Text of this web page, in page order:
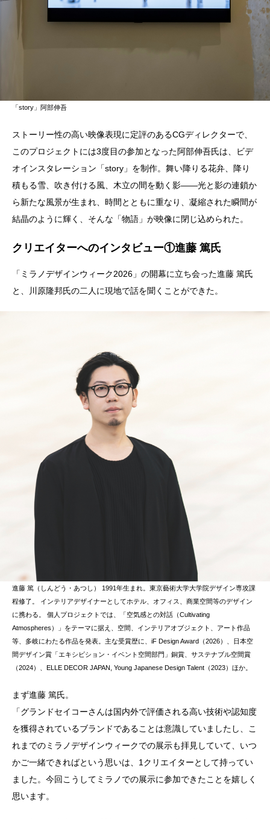
「story」阿部伸吾
ストーリー性の高い映像表現に定評のあるCGディレクターで、
このプロジェクトには3度目の参加となった阿部伸吾氏は、ビデ
オインスタレーション「story」を制作。舞い降りる花弁、降り
積もる雪、吹き付ける風、木立の間を動く影――光と影の連鎖か
ら新たな風景が生まれ、時間とともに重なり、凝縮された瞬間が
結晶のように輝く、そんな「物語」が映像に閉じ込められた。
クリエイターへのインタビュー①進藤 篤氏
「ミラノデザインウィーク2026」の開幕に立ち会った進藤 篤氏
と、川原隆邦氏の二人に現地で話を聞くことができた。
進藤 篤（しんどう・あつし） 1991年生まれ。東京藝術大学大学院デザイン専攻課
程修了。 インテリアデザイナーとしてホテル、オフィス、商業空間等のデザイン
に携わる。 個人プロジェクトでは、「空気感との対話（Cultivating
Atmospheres）」をテーマに据え、空間、インテリアオブジェクト、アート作品
等、多岐にわたる作品を発表。主な受賞歴に、iF Design Award（2026）、日本空
間デザイン賞「エキシビション・イベント空間部門」銅賞、サステナブル空間賞
（2024）、ELLE DECOR JAPAN, Young Japanese Design Talent（2023）ほか。
まず進藤 篤氏。
「グランドセイコーさんは国内外で評価される高い技術や認知度
を獲得されているブランドであることは意識していましたし、こ
れまでのミラノデザインウィークでの展示も拝見していて、いつ
かご一緒できればという思いは、1クリエイターとして持ってい
ました。今回こうしてミラノでの展示に参加できたことを嬉しく
思います。